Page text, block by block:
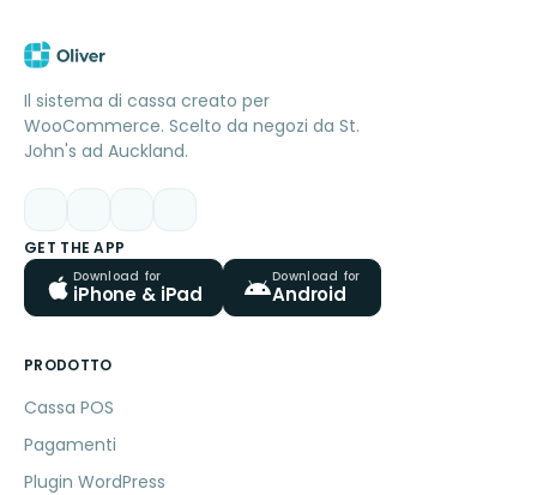
Il sistema di cassa creato per
WooCommerce. Scelto da negozi da St.
John's ad Auckland.
GET THE APP
Download for
iPhone & iPad
Download for
Android
PRODOTTO
Cassa POS
Pagamenti
Plugin WordPress